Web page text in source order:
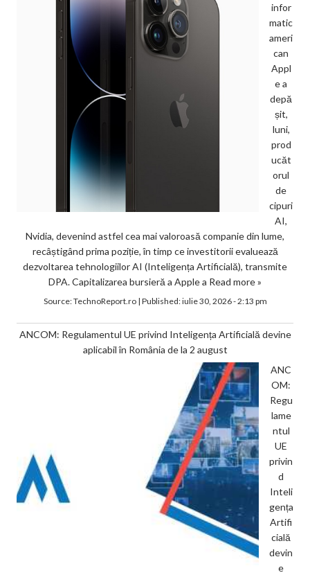
infor
matic
ameri
can
Appl
e a
depă
șit,
luni,
prod
ucăt
orul
de
cipuri
AI,
Nvidia, devenind astfel cea mai valoroasă companie din lume,
recâștigând prima poziție, în timp ce investitorii evaluează
dezvoltarea tehnologiilor AI (Inteligența Artificială), transmite
DPA. Capitalizarea bursieră a Apple a Read more »
Source:TechnoReport.ro| Published:iulie 30, 2026 - 2:13 pm
ANCOM: Regulamentul UE privind Inteligența Artificială devine
aplicabil în România de la 2 august
ANC
OM:
Regu
lame
ntul
UE
privin
d
Inteli
gența
Artifi
cială
devin
e